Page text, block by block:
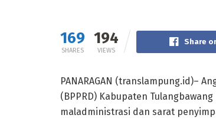
169
SHARES
194
VIEWS
Share
PANARAGAN (translampung.id)–
(BPPRD) Kabupaten
maladministrasi dan sarat